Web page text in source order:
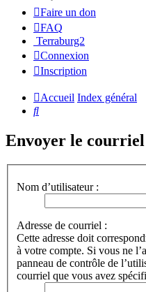
Faire un don
FAQ
Terraburg2
Connexion
Inscription
Accueil Index général
Rechercher
Envoyer le
Nom d’utilisateur :
Adresse de courriel :
Cette adresse doit
à votre compte. Si vous ne
panneau de contrôle de
courriel que vous avez